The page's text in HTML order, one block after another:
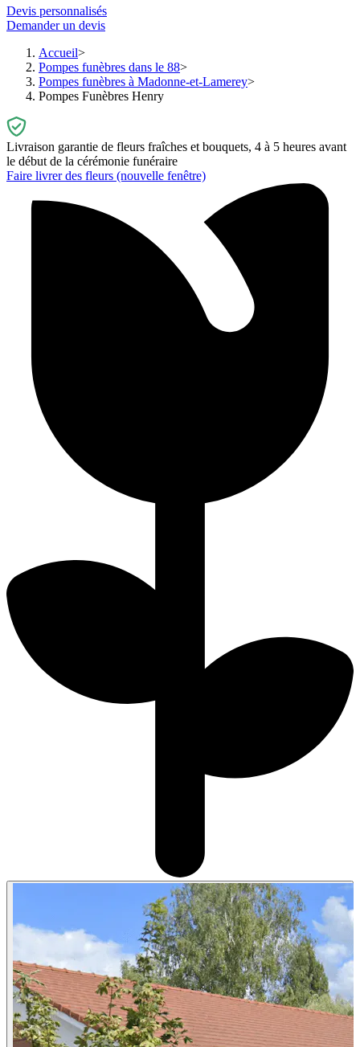
Devis personnalisés
Demander un devis
Accueil
Pompes funèbres dans le 88
Pompes funèbres à Madonne-et-Lamerey
Pompes Funèbres Henry
Livraison garantie de fleurs fraîches et bouquets, 4 à 5 heures avant
le début de la cérémonie funéraire
Faire livrer des fleurs (nouvelle fenêtre)